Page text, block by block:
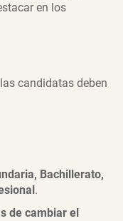
en los
candidatas deben
Bachillerato,
.
de cambiar el